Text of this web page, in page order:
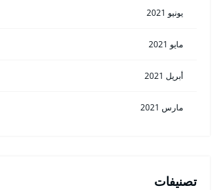
يونيو 2021
مايو 2021
أبريل 2021
مارس 2021
تصنيفات